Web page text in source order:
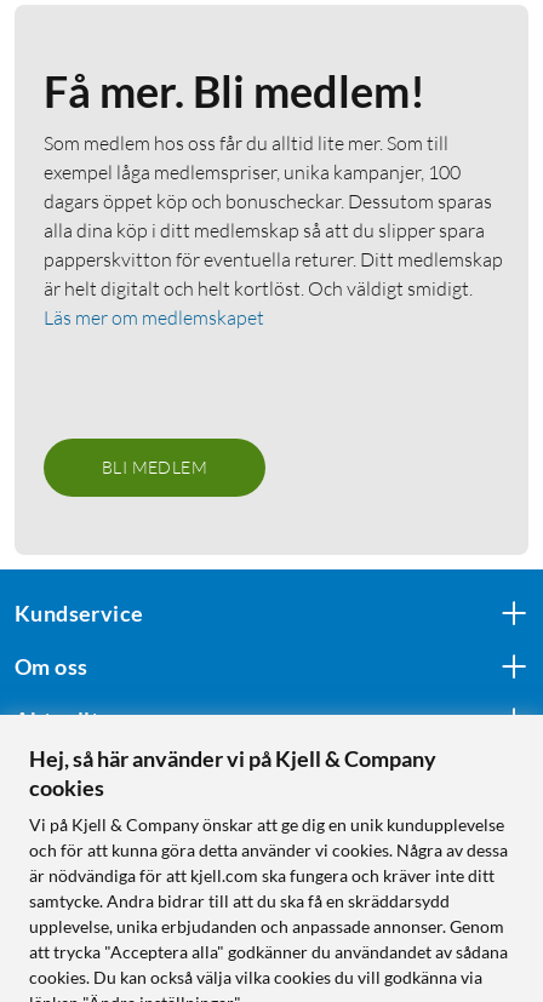
Få mer. Bli medlem!
Som medlem hos oss får du alltid lite mer. Som till
exempel låga medlemspriser, unika kampanjer, 100
dagars öppet köp och bonuscheckar. Dessutom sparas
alla dina köp i ditt medlemskap så att du slipper spara
papperskvitton för eventuella returer. Ditt medlemskap
är helt digitalt och helt kortlöst. Och väldigt smidigt.
Läs mer om medlemskapet
BLI MEDLEM
Kundservice
Om oss
Aktuellt
Följ oss
Handla från:
Sverige
Norge
Hej, så här använder vi på Kjell & Company
cookies
Vi på Kjell & Company önskar att ge dig en unik kundupplevelse
och för att kunna göra detta använder vi cookies. Några av dessa
är nödvändiga för att kjell.com ska fungera och kräver inte ditt
samtycke. Andra bidrar till att du ska få en skräddarsydd
upplevelse, unika erbjudanden och anpassade annonser. Genom
att trycka "Acceptera alla" godkänner du användandet av sådana
cookies. Du kan också välja vilka cookies du vill godkänna via